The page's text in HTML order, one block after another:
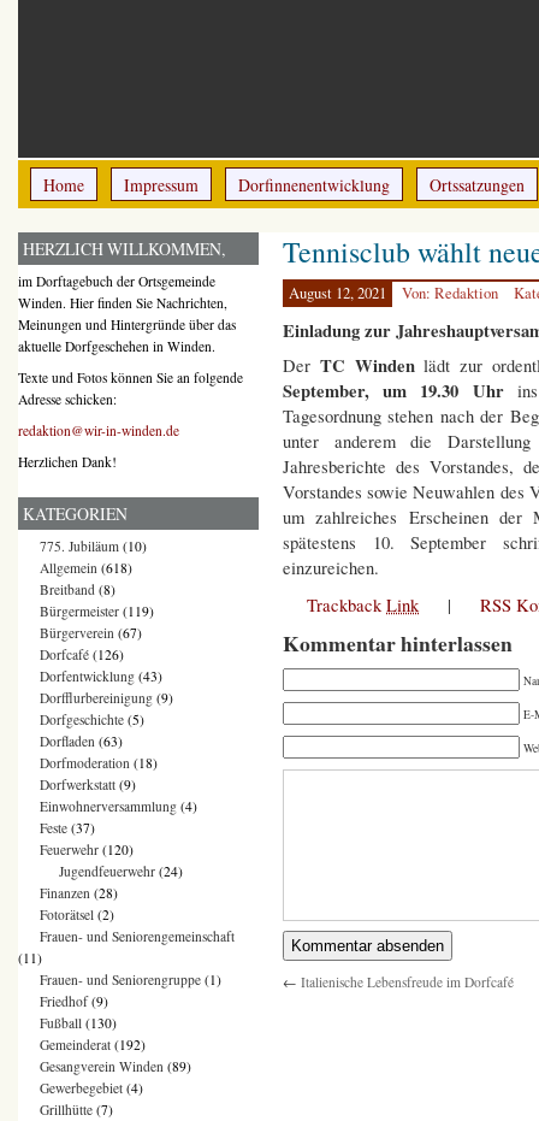
Home Impressum Dorfinnenentwicklung Ortssatzungen
Tennisclub wählt
August 12, 2021 Von: Redaktion
Einladung zur
Der TC Windenlädt zur
September, um 19.30 Uhr
Tagesordnung stehen nach der
unter anderem die
Jahresberichte des Vorstandes,
Vorstandes sowie Neuwahlen des
um zahlreiches Erscheinen der
spätestens 10. September
einzureichen.
TrackbackLink | RSS
Kommentar hinterlassen
E-
← Italienische Lebensfreude im Dorfcafé
HERZLICH WILLKOMMEN,
im Dorftagebuch der Ortsgemeinde
Winden. Hier finden Sie Nachrichten,
Meinungen und Hintergründe über das
aktuelle Dorfgeschehen in Winden.
Texte und Fotos können Sie an folgende
Adresse schicken:
redaktion@wir-in-winden.de
Herzlichen Dank!
KATEGORIEN
775. Jubiläum (10)
Allgemein (618)
Breitband (8)
Bürgermeister (119)
Bürgerverein (67)
Dorfcafé (126)
Dorfentwicklung (43)
Dorfflurbereinigung (9)
Dorfgeschichte (5)
Dorfladen (63)
Dorfmoderation (18)
Dorfwerkstatt (9)
Einwohnerversammlung (4)
Feste (37)
Feuerwehr (120)
Jugendfeuerwehr (24)
Finanzen (28)
Fotorätsel (2)
Frauen- und Seniorengemeinschaft
(11)
Frauen- und Seniorengruppe (1)
Friedhof(9)
Fußball (130)
Gemeinderat (192)
Gesangverein Winden (89)
Gewerbegebiet (4)
Grillhütte (7)